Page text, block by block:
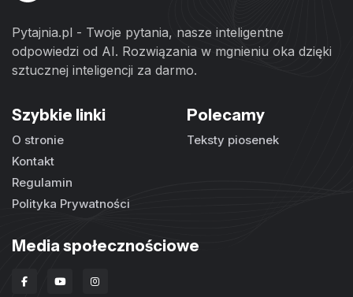
Pytajnia.pl - Twoje pytania, nasze inteligentne
odpowiedzi od AI. Rozwiązania w mgnieniu oka dzięki
sztucznej inteligencji za darmo.
Szybkie linki
O stronie
Kontakt
Regulamin
Polityka Prywatności
Polecamy
Teksty piosenek
Media społecznościowe